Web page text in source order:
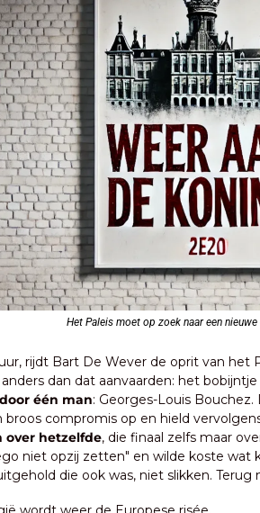
Het Paleis moet op zoek naar een
rijdt Bart De Wever de oprit van het
dan dat aanvaarden: het
één man: Georges-Louis
broos compromis op en hield
over hetzelfde, die finaal zelfs maar
niet opzij zetten" en wilde koste wat
die ook was, niet slikken. Terug